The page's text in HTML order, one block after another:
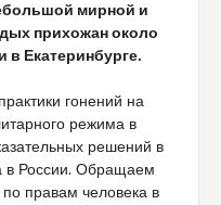
мирной и
прихожан около
в Екатеринбурге.
гонений на
режима в
решений в
в России. Обращаем
правам человека в